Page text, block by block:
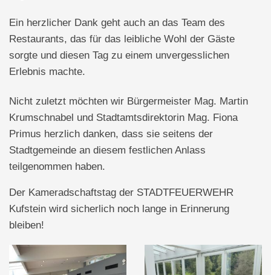
Ein herzlicher Dank geht auch an das Team des
Restaurants, das für das leibliche Wohl der Gäste
sorgte und diesen Tag zu einem unvergesslichen
Erlebnis machte.
Nicht zuletzt möchten wir Bürgermeister Mag. Martin
Krumschnabel und Stadtamtsdirektorin Mag. Fiona
Primus herzlich danken, dass sie seitens der
Stadtgemeinde an diesem festlichen Anlass
teilgenommen haben.
Der Kameradschaftstag der STADTFEUERWEHR
Kufstein wird sicherlich noch lange in Erinnerung
bleiben!